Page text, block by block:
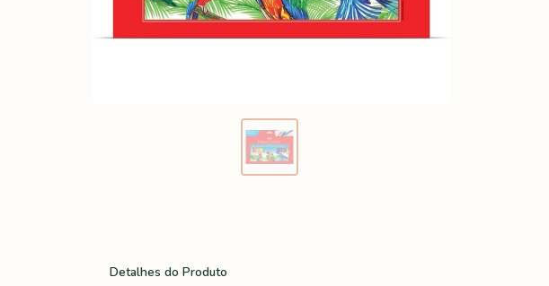
Detalhes do Produto